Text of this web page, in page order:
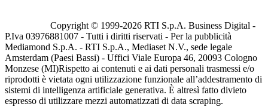
Copyright © 1999-2026 RTI S.p.A. Business Digital -
P.Iva 03976881007 - Tutti i diritti riservati - Per la pubblicità
Mediamond S.p.A. - RTI S.p.A., Mediaset N.V., sede legale
Amsterdam (Paesi Bassi) - Uffici Viale Europa 46, 20093 Cologno
Monzese (MI)Rispetto ai contenuti e ai dati personali trasmessi e/o
riprodotti è vietata ogni utilizzazione funzionale all’addestramento di
sistemi di intelligenza artificiale generativa. È altresì fatto divieto
espresso di utilizzare mezzi automatizzati di data scraping.